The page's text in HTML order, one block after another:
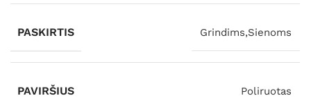
PASKIRTIS Grindims,Sienoms
PAVIRŠIUS Poliruotas